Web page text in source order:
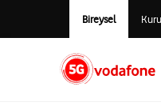
Bireysel